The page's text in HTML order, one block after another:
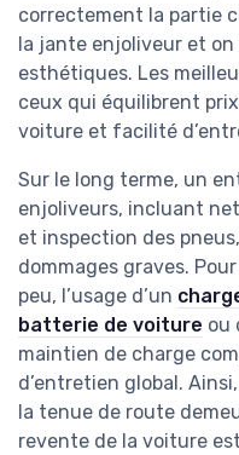
correctement la partie
la jante enjoliveur et
esthétiques. Les
ceux qui équilibrent
voiture et facilité
Sur le long terme, un
enjoliveurs, incluant
et inspection des
dommages graves.
peu, l’usage d’un
batterie de voiture ou
maintien de charge
d’entretien global.
la tenue de route
revente de la voiture